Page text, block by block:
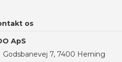
os
ApS
Godsbanevej 7, 7400 Herning